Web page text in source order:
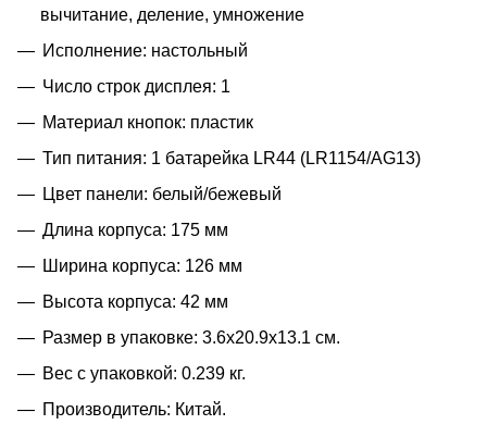
вычитание, деление, умножение
Исполнение: настольный
Число строк дисплея: 1
Материал кнопок: пластик
Тип питания: 1 батарейка LR44 (LR1154/AG13)
Цвет панели: белый/бежевый
Длина корпуса: 175 мм
Ширина корпуса: 126 мм
Высота корпуса: 42 мм
Размер в упаковке: 3.6x20.9x13.1 см.
Вес с упаковкой: 0.239 кг.
Производитель: Китай.